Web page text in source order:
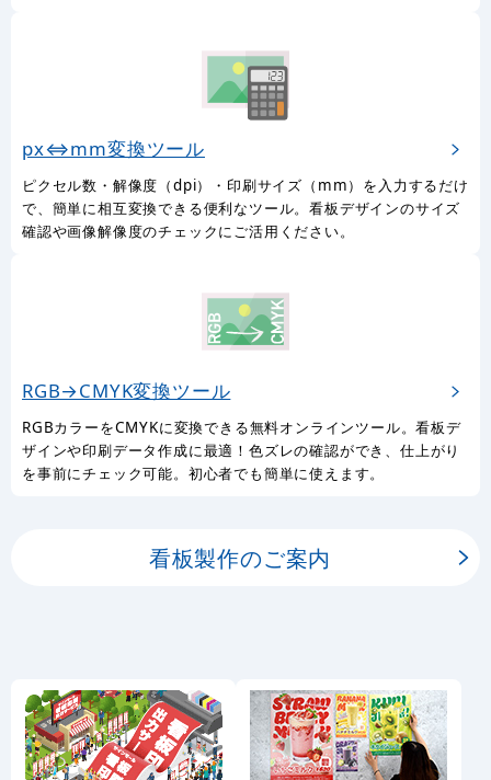
px⇔mm変換ツール
ピクセル数・解像度（dpi）・印刷サイズ（mm）を入力するだけ
で、簡単に相互変換できる便利なツール。看板デザインのサイズ
確認や画像解像度のチェックにご活用ください。
RGB→CMYK変換ツール
RGBカラーをCMYKに変換できる無料オンラインツール。看板デ
ザインや印刷データ作成に最適！色ズレの確認ができ、仕上がり
を事前にチェック可能。初心者でも簡単に使えます。
看板製作のご案内